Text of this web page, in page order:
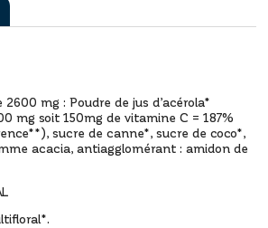
mg : Poudre de jus d’acérola*
mg soit 150mg de vitamine C = 187%
sucre de canne*, sucre de coco*,
acacia, antiagglomérant : amidon de